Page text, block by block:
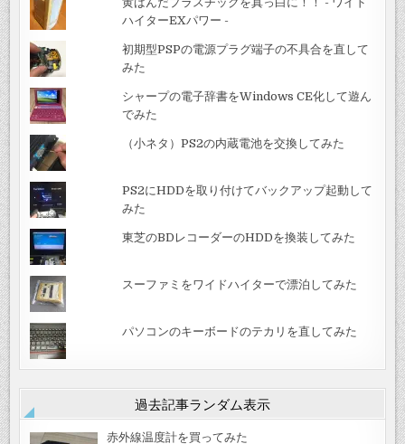
ハイターEXパワー -
初期型PSPの電源プラグ端子の不具合を直して
みた
シャープの電子辞書をWindows CE化して遊ん
でみた
（小ネタ）PS2の内蔵電池を交換してみた
PS2にHDDを取り付けてバックアップ起動して
みた
東芝のBDレコーダーのHDDを換装してみた
スーファミをワイドハイターで漂泊してみた
パソコンのキーボードのテカリを直してみた
過去記事ランダム表示
赤外線温度計を買ってみた